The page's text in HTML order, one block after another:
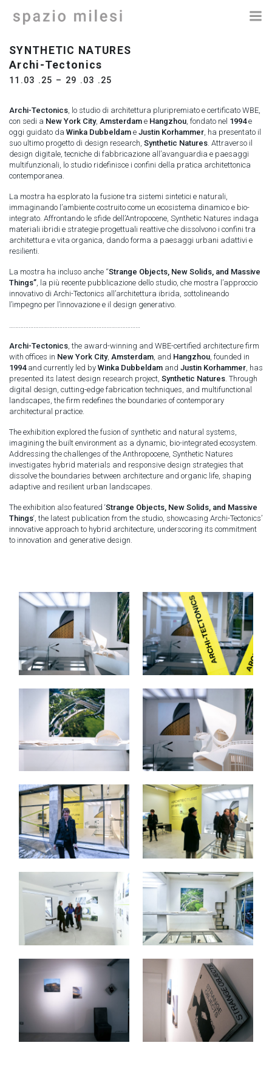
SYNTHETIC NATURES
Archi-Tectonics
11.03 .25 – 29 .03 .25
Archi-Tectonics, lo studio di architettura pluripremiato e certificato WBE,
con sedi a New York City, Amsterdam e Hangzhou, fondato nel 1994e
oggi guidato da Winka Dubbeldam e Justin Korhammer, ha presentato il
suo ultimo progetto di design research, Synthetic Natures. Attraverso il
design digitale, tecniche di fabbricazione all’avanguardia e paesaggi
multifunzionali, lo studio ridefinisce i confini della pratica architettonica
contemporanea.
La mostra ha esplorato la fusione tra sistemi sintetici e naturali,
immaginando l’ambiente costruito come un ecosistema dinamico e bio-
integrato. Affrontando le sfide dell’Antropocene, Synthetic Natures indaga
materiali ibridi e strategie progettuali reattive che dissolvono i confini tra
architettura e vita organica, dando forma a paesaggi urbani adattivi e
resilienti.
La mostra ha incluso anche “Strange Objects, New Solids, and Massive
Things”, la più recente pubblicazione dello studio, che mostra l’approccio
innovativo di Archi-Tectonics all’architettura ibrida, sottolineando
l’impegno per l’innovazione e il design generativo.
………………………………………………………………………
Archi-Tectonics, the award-winning and WBE-certified architecture firm
with offices in New York City, Amsterdam, and Hangzhou, founded in
1994 and currently led by Winka Dubbeldam and Justin Korhammer, has
presented its latest design research project, Synthetic Natures. Through
digital design, cutting-edge fabrication techniques, and multifunctional
landscapes, the firm redefines the boundaries of contemporary
architectural practice.
The exhibition explored the fusion of synthetic and natural systems,
imagining the built environment as a dynamic, bio-integrated ecosystem.
Addressing the challenges of the Anthropocene, Synthetic Natures
investigates hybrid materials and responsive design strategies that
dissolve the boundaries between architecture and organic life, shaping
adaptive and resilient urban landscapes.
The exhibition also featured ‘Strange Objects, New Solids, and Massive
Things‘, the latest publication from the studio, showcasing Archi-Tectonics’
innovative approach to hybrid architecture, underscoring its commitment
to innovation and generative design.